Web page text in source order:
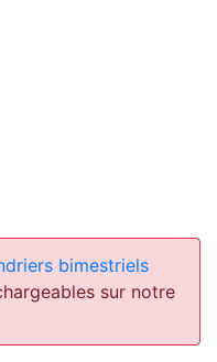
bimestriels
sur notre